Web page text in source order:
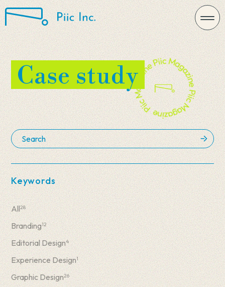
Case study
Keywords
All28
Branding12
Editorial Design4
Experience Design1
Graphic Design26